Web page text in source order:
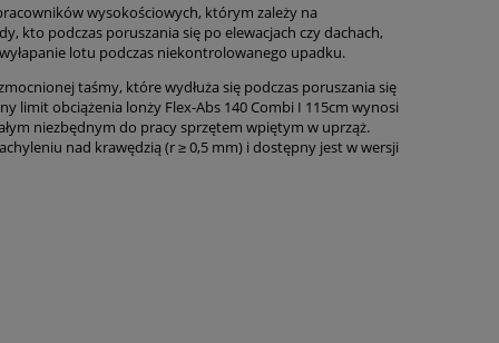
wysokościowych, którym zależy na
kto podczas poruszania się po elewacjach czy dachach,
lotu podczas niekontrolowanego upadku.
taśmy, które wydłuża się podczas poruszania się
limit obciążenia lonży Flex-Abs 140 Combi I 115cm wynosi
niezbędnym do pracy sprzętem wpiętym w uprząż.
nad krawędzią (r ≥ 0,5 mm) i dostępny jest w wersji